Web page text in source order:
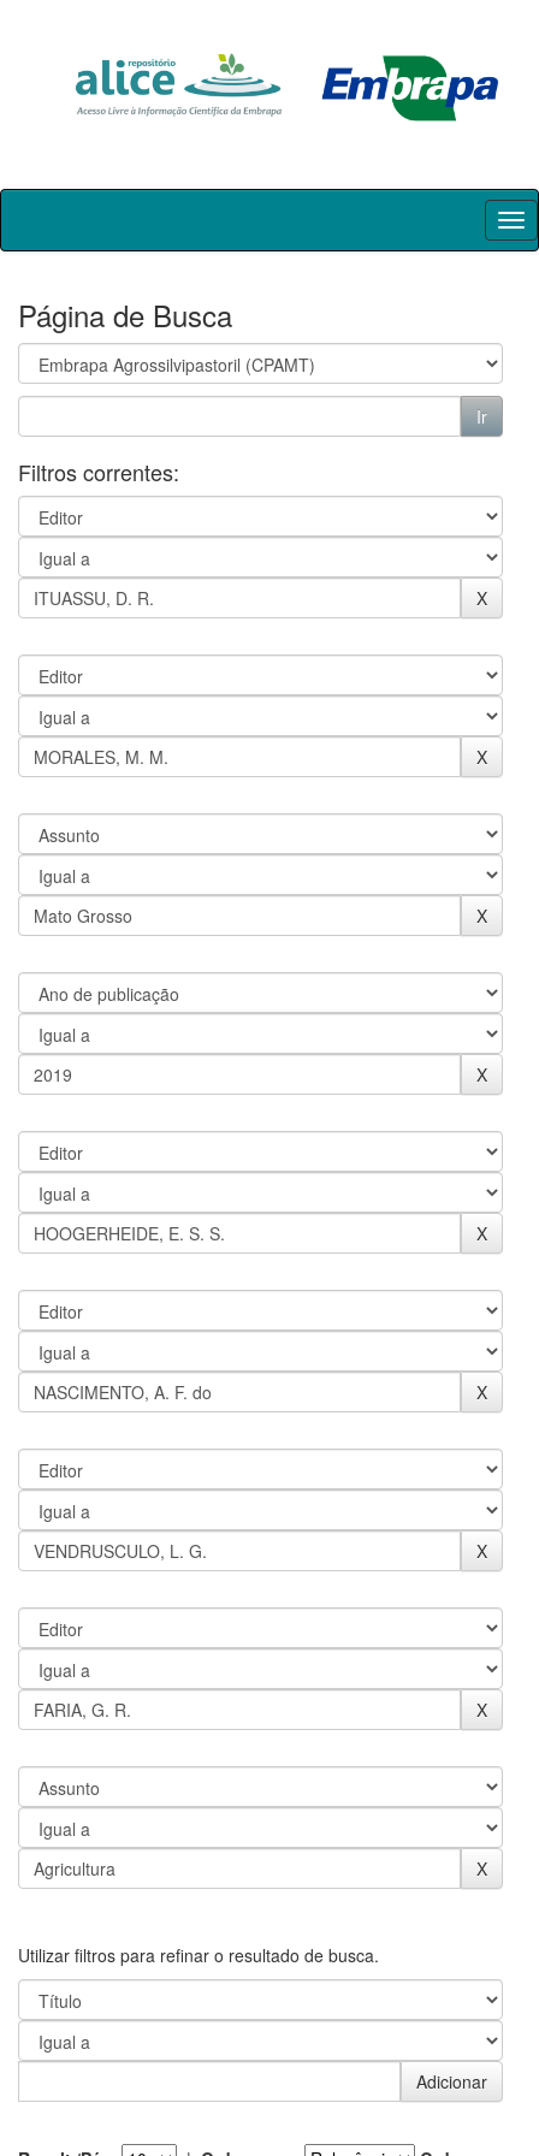
Skip
Página de Busca
Filtros correntes:
Utilizar filtros para refinar o resultado de busca.